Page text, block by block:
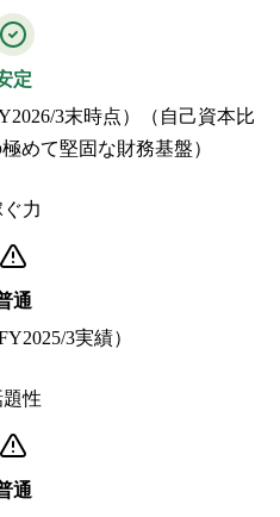
定
3末時点）（自己資本比
めて堅固な財務基盤）
力
通
3実績）
性
通